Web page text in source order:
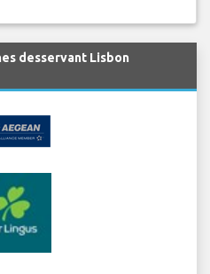
desservant Lisbon